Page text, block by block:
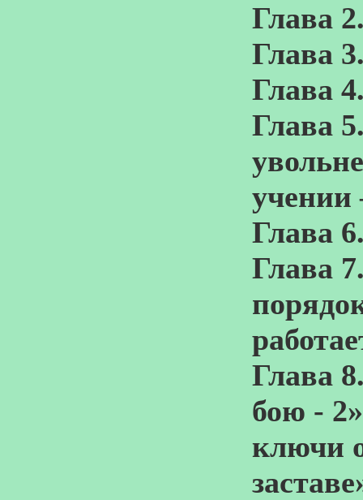
Глава
Глава
Глава
Глава
учении
Глава
Глава
Глава
бою -
ключи